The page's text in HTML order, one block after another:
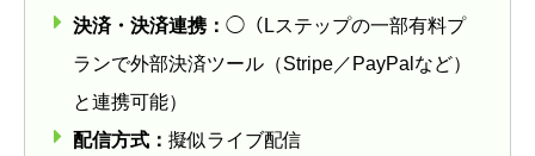
決済・決済連携： ◯（Lステップの一部有料プ
ランで外部決済ツール（Stripe／PayPalなど）
と連携可能）
配信方式： 擬似ライブ配信